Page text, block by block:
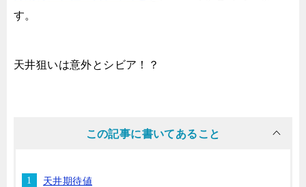
す。
天井狙いは意外とシビア！？
この記事に書いてあること
天井期待値